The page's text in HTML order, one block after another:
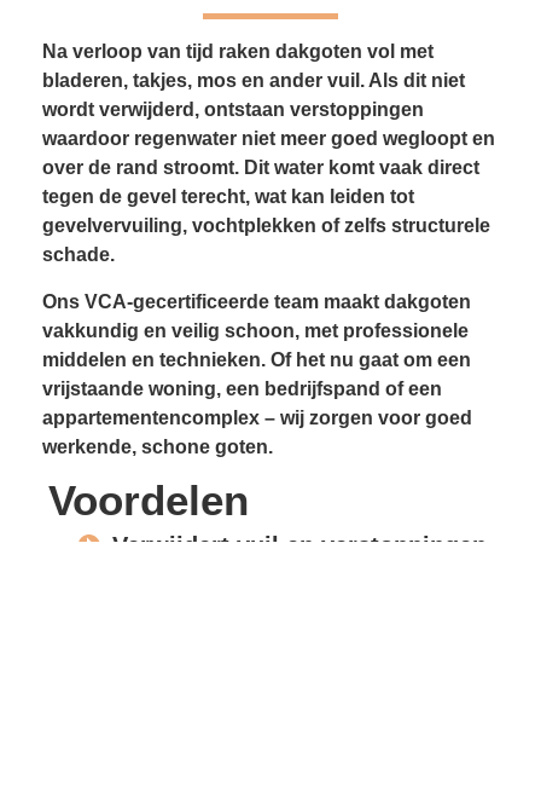
Na verloop van tijd raken dakgoten vol met
bladeren, takjes, mos en ander vuil. Als dit niet
wordt verwijderd, ontstaan verstoppingen
waardoor regenwater niet meer goed wegloopt en
over de rand stroomt. Dit water komt vaak direct
tegen de gevel terecht, wat kan leiden tot
gevelvervuiling, vochtplekken of zelfs structurele
schade.
Ons VCA-gecertificeerde team maakt dakgoten
vakkundig en veilig schoon, met professionele
middelen en technieken. Of het nu gaat om een
vrijstaande woning, een bedrijfspand of een
appartementencomplex – wij zorgen voor goed
werkende, schone goten.
Voordelen
Verwijdert vuil en verstoppingen